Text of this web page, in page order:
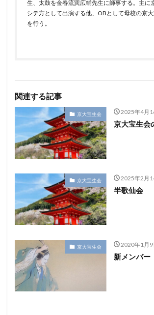
生、太鼓を金春流巽広輔先生に師事する。主に
シテ方として出演する他、OBとして母校の京
を行う。
関連する記事
京大宝生会 2025年4月
京大宝生会
京大宝生会 2025年2月
半歌仙会
京大宝生会 2020年1月9
新メンバー